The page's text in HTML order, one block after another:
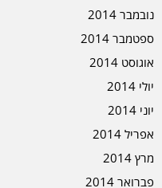
נובמבר 2014
ספטמבר 2014
אוגוסט 2014
יולי 2014
יוני 2014
אפריל 2014
מרץ 2014
פברואר 2014